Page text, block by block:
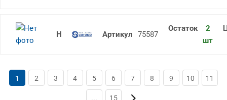
Напильник трехгранный 100 N2
75587
2
шт
1 2 3 4 5 6 7 8 9 10 11
... 15